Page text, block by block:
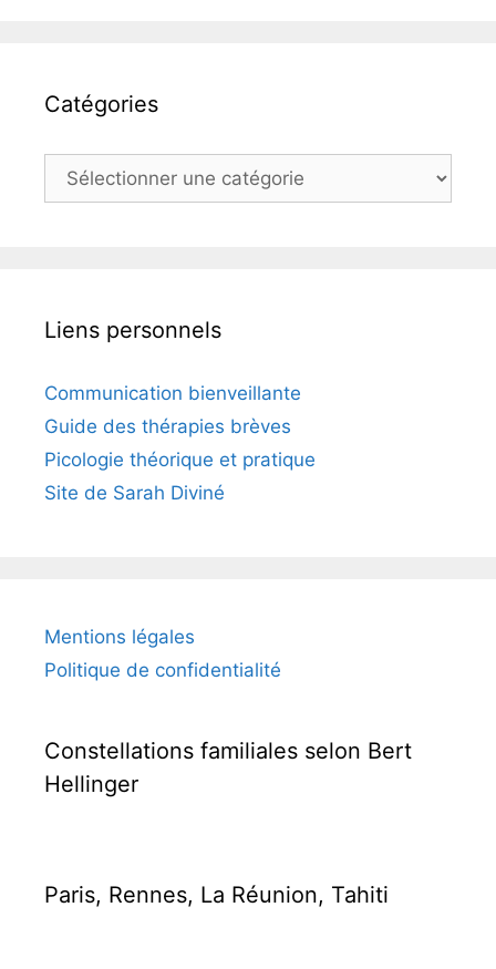
Catégories
Catégories
Liens personnels
Communication bienveillante
Guide des thérapies brèves
Picologie théorique et pratique
Site de Sarah Diviné
Mentions légales
Politique de confidentialité
Constellations familiales selon Bert
Hellinger
Paris, Rennes, La Réunion, Tahiti